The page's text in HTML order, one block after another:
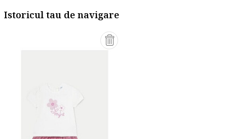
Istoricul tau de navigare